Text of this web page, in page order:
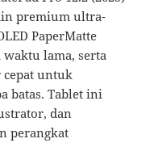
premium ultra-
PaperMatte
lama, serta
cepat untuk
batas. Tablet ini
dan
perangkat